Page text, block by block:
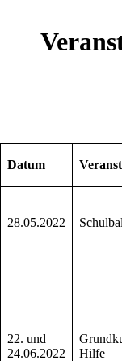
Datum
28.05.2022
22. und
24.06.2022
Hilfe